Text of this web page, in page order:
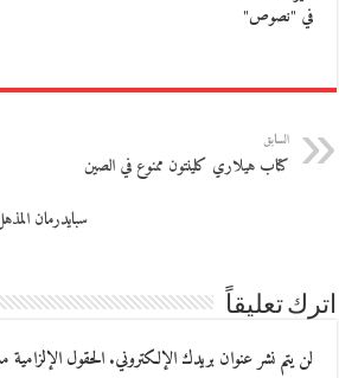
في "نصوص"
السابق
كتاب هيلاري كلينتون ممنوع في الصين
سبايدرمان
اترك تعليقاً
لن يتم نشر عنوان بريدك الإلكتروني.الحقول الإلزامية